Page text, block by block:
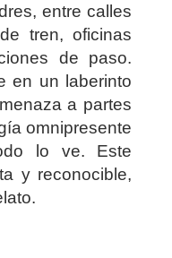
entre calles
tren, oficinas
de paso.
en un laberinto
a partes
omnipresente
lo ve. Este
y reconocible,